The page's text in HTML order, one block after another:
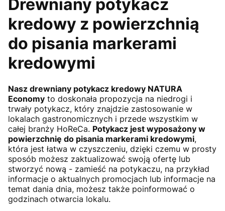
Drewniany potykacz
kredowy z powierzchnią
do pisania markerami
kredowymi
Nasz drewniany potykacz kredowy NATURA
Economy to doskonała propozycja na niedrogi i
trwały potykacz, który znajdzie zastosowanie w
lokalach gastronomicznych i przede wszystkim w
całej branży HoReCa. Potykacz jest wyposażony w
powierzchnię do pisania markerami kredowymi,
która jest łatwa w czyszczeniu, dzięki czemu w prosty
sposób możesz zaktualizować swoją ofertę lub
stworzyć nową - zamieść na potykaczu, na przykład
informacje o aktualnych promocjach lub informacje na
temat dania dnia, możesz także poinformować o
godzinach otwarcia lokalu.